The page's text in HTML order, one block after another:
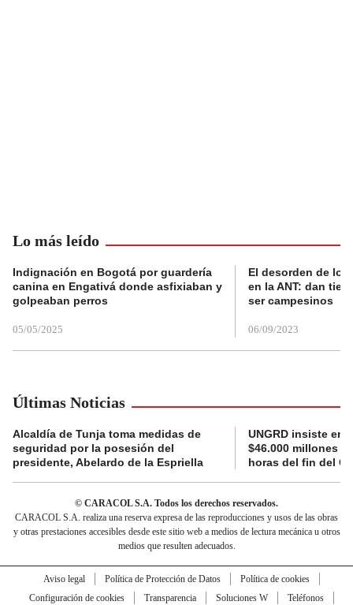
Lo más leído
Indignación en Bogotá por guardería
canina en Engativá donde asfixiaban y
golpeaban perros
05/05/2025
El desorden de
en la ANT: dan
ser campesinos
06/09/2023
Últimas Noticias
Alcaldía de Tunja toma medidas de
seguridad por la posesión del
presidente, Abelardo de la Espriella
UNGRD insiste en
$46.000 millones
horas del fin del
© CARACOL S.A. Todos los derechos reservados.
CARACOL S.A. realiza una reserva expresa de las reproducciones y usos de las obras
y otras prestaciones accesibles desde este sitio web a medios de lectura mecánica u otros
medios que resulten adecuados.
Aviso legal Política de Protección de Datos
Política de cookies
Configuración de cookies
Transparencia Soluciones W
Teléfonos